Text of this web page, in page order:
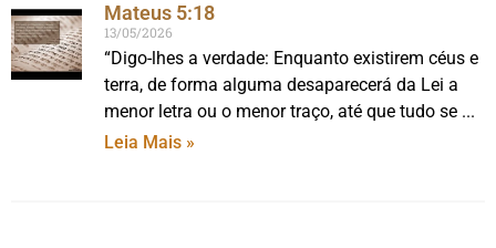
Mateus 5:18
13/05/2026
“Digo-lhes a verdade: Enquanto existirem céus e
terra, de forma alguma desaparecerá da Lei a
menor letra ou o menor traço, até que tudo se
Leia Mais »